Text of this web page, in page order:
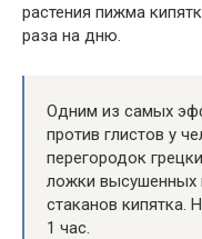
растения пижма
раза на дню.
Одним из самых
против глистов у
перегородок
ложки высушенных
стаканов кипятка.
1 час.